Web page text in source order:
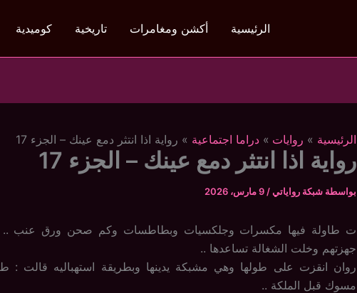
الرئيسية أكشن ومغامرات تاريخية كوميدية
الرئيسية روايات دراما اجتماعية رواية اذا انتثر دمع عينك – الجزء 17
رواية اذا انتثر دمع عينك – الجزء 17
بواسطة شبكة رواياتي/ 9 مارس، 2026
ت طاولة فيها مكسرات وجلكسيات وبطاطسات وكم صحن ورق عنب
جهزتهم وخلت الشغالة تساعدها ..
روان انقزت على طولها وهي مشبكة يدينها وبطريقة استهباليه قالت :
مسوك قبل الملكة ..